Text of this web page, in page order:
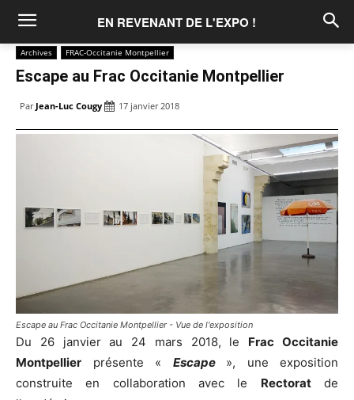
EN REVENANT DE L'EXPO !
Archives FRAC-Occitanie Montpellier
Escape au Frac Occitanie Montpellier
Par Jean-Luc Cougy 17 janvier 2018
Escape au Frac Occitanie Montpellier - Vue de l'exposition
Du 26 janvier au 24 mars 2018, le Frac Occitanie
Montpellier présente « Escape », une exposition
construite en collaboration avec le Rectoratde